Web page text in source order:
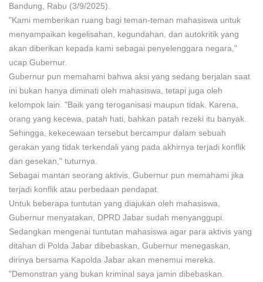
Bandung, Rabu (3/9/2025).
"Kami memberikan ruang bagi teman-teman mahasiswa untuk
menyampaikan kegelisahan, kegundahan, dan autokritik yang
akan diberikan kepada kami sebagai penyelenggara negara,"
ucap Gubernur.
Gubernur pun memahami bahwa aksi yang sedang berjalan saat
ini bukan hanya diminati oleh mahasiswa, tetapi juga oleh
kelompok lain. "Baik yang teroganisasi maupun tidak. Karena,
orang yang kecewa, patah hati, bahkan patah rezeki itu banyak.
Sehingga, kekecewaan tersebut bercampur dalam sebuah
gerakan yang tidak terkendali yang pada akhirnya terjadi konflik
dan gesekan," tuturnya.
Sebagai mantan seorang aktivis, Gubernur pun memahami jika
terjadi konflik atau perbedaan pendapat.
Untuk beberapa tuntutan yang diajukan oleh mahasiswa,
Gubernur menyatakan, DPRD Jabar sudah menyanggupi.
Sedangkan mengenai tuntutan mahasiswa agar para aktivis yang
ditahan di Polda Jabar dibebaskan, Gubernur menegaskan,
dirinya bersama Kapolda Jabar akan menemui mereka.
"Demonstran yang bukan kriminal saya jamin dibebaskan.